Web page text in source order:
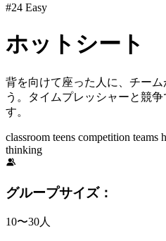
#24 Easy
ホットシート
背を向けて座った人に、チー
う。タイムプレッシャーと競
す。
classroom teens competition teams
thinking
グループサイズ：
10〜30人